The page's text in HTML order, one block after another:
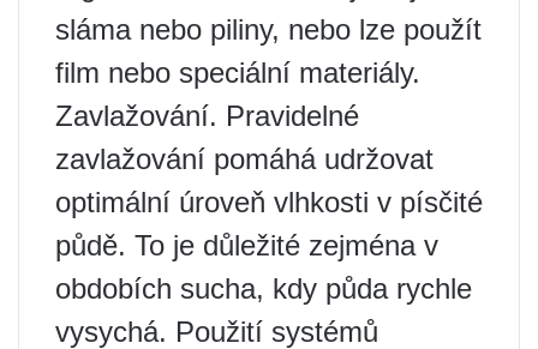
sláma nebo piliny, nebo lze použít
film nebo speciální materiály.
Zavlažování. Pravidelné
zavlažování pomáhá udržovat
optimální úroveň vlhkosti v písčité
půdě. To je důležité zejména v
obdobích sucha, kdy půda rychle
vysychá. Použití systémů